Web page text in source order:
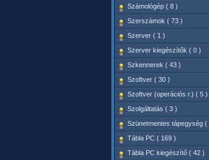
Számológép ( 8 )
Szerszámok ( 73 )
Szerver ( 1 )
Szerver kiegészítők ( 0 )
Szkennerek ( 43 )
Szoftver ( 30 )
Szoftver (operációs r.) ( 5 )
Szolgáltatás ( 3 )
Szünetmentes tápegység (
Tábla PC ( 169 )
Tábla PC kiegészítő ( 42 )